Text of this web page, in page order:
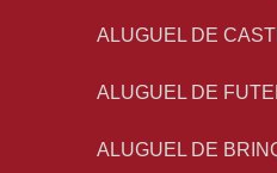
ALUGUEL DE
ALUGUEL DE
ALUGUEL DE